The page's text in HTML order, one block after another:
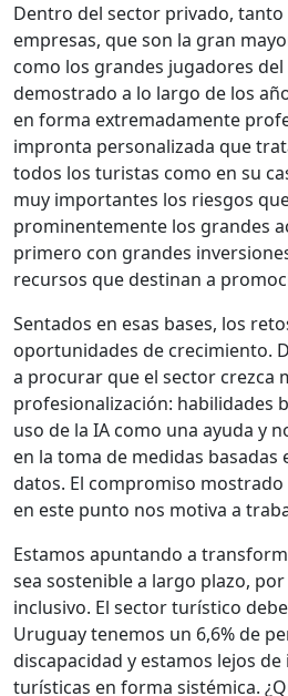
Dentro del sector privado, tanto
empresas, que son la gran
como los grandes jugadores del
demostrado a lo largo de los
en forma extremadamente
impronta personalizada que
todos los turistas como en su
muy importantes los riesgos
prominentemente los grandes
primero con grandes
recursos que destinan a
Sentados en esas bases, los
oportunidades de crecimiento.
a procurar que el sector crezca
profesionalización: habilidades
uso de la IA como una ayuda y
en la toma de medidas basadas
datos. El compromiso
en este punto nos motiva a
Estamos apuntando a
sea sostenible a largo plazo,
inclusivo. El sector turístico
Uruguay tenemos un 6,6% de
discapacidad y estamos lejos
turísticas en forma sistémica.